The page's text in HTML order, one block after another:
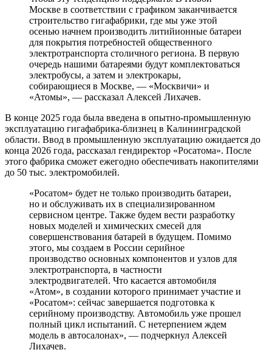
Москве в соответствии с графиком заканчивается
строительство гигафабрики, где мы уже этой
осенью начнем производить литийионные батареи
для покрытия потребностей общественного
электротранспорта столичного региона. В первую
очередь нашими батареями будут комплектоваться
электробусы, а затем и электрокары,
собирающиеся в Москве, — «Москвичи» и
«Атомы», — рассказал Алексей Лихачев.
В конце 2025 года была введена в опытно-промышленную
эксплуатацию гигафабрика-близнец в Калининградской
области. Ввод в промышленную эксплуатацию ожидается до
конца 2026 года, рассказал гендиректор «Росатома». После
этого фабрика сможет ежегодно обеспечивать накопителями
до 50 тыс. электромобилей.
«Росатом» будет не только производить батареи,
но и обслуживать их в специализированном
сервисном центре. Также будем вести разработку
новых моделей и химических смесей для
совершенствования батарей в будущем. Помимо
этого, мы создаем в России серийное
производство основных компонентов и узлов для
электротранспорта, в частности
электродвигателей. Что касается автомобиля
«Атом», в создании которого принимает участие и
«Росатом»: сейчас завершается подготовка к
серийному производству. Автомобиль уже прошел
полный цикл испытаний. С нетерпением ждем
модель в автосалонах», — подчеркнул Алексей
Лихачев.